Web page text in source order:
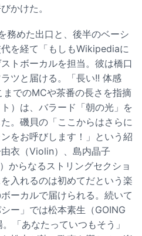
かけた。
務めた出口と、後半のベーシ
を経て「もしもWikipediaに
トボーカルを担当。彼は橋口
ツと届ける。「長い!! 体感
でのMCや茶番の長さを指摘
）は、バラード「朝の光」を
。磯貝の「ここからはさらに
をお呼びします！」という紹
衣（Violin）、島内晶子
からなるストリングセクショ
入れるのは初めてだという楽
ーカルで届けられる。続いて
ー」では松本素生（GOING
「あなたっていつもそう」